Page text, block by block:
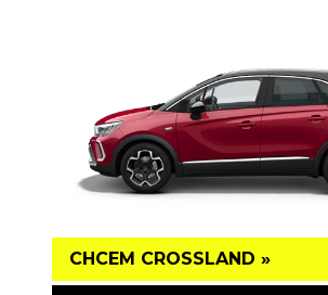
CHCEM CROSSLAND »